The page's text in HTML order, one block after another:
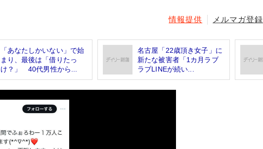
情報提供 メルマガ登録
「あなたしかいない」で始
まり、最後は「借りたっ
け？」 40代男性から...
名古屋「22歳頂き女子」に
新たな被害者「1カ月ラブ
ラブLINEが続い...